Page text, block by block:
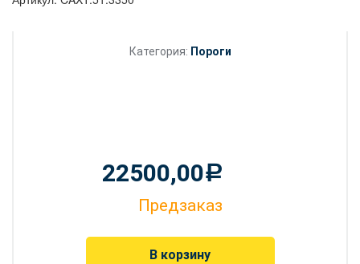
Категория: Пороги
22500,00Р
Предзаказ
В корзину